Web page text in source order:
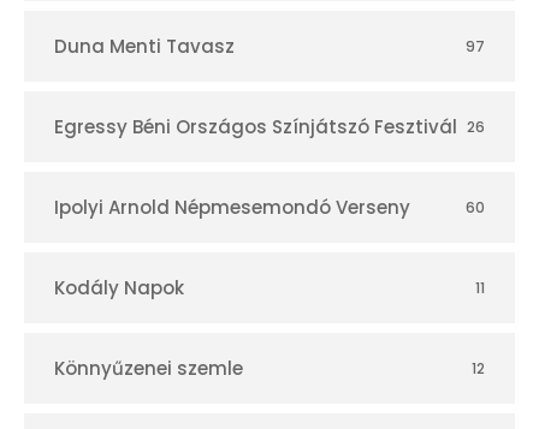
Duna Menti Tavasz 97
Egressy Béni Országos Színjátszó Fesztivál 26
Ipolyi Arnold Népmesemondó Verseny 60
Kodály Napok 11
Könnyűzenei szemle 12